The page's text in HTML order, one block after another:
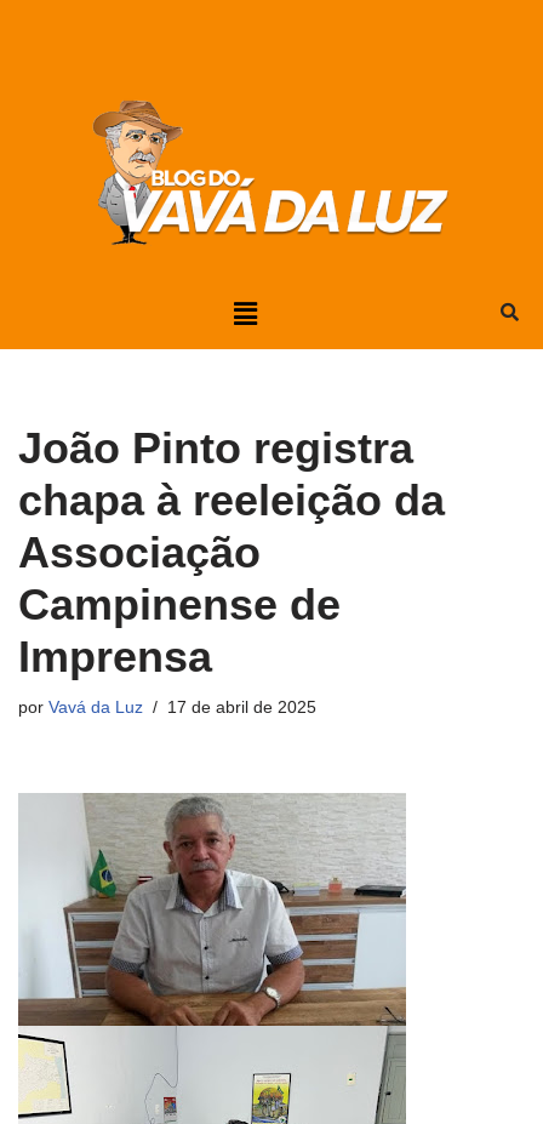
João Pinto registra
chapa à reeleição da
Associação
Campinense de
Imprensa
por Vavá da Luz 17 de abril de 2025